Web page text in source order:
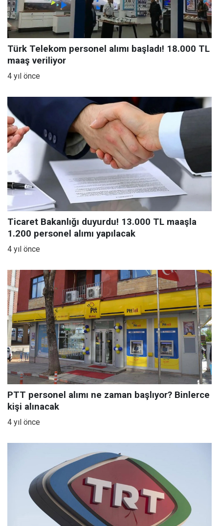
Türk Telekom personel alımı başladı! 18.000 TL
maaş veriliyor
4 yıl önce
Ticaret Bakanlığı duyurdu! 13.000 TL maaşla
1.200 personel alımı yapılacak
4 yıl önce
PTT personel alımı ne zaman başlıyor? Binlerce
kişi alınacak
4 yıl önce